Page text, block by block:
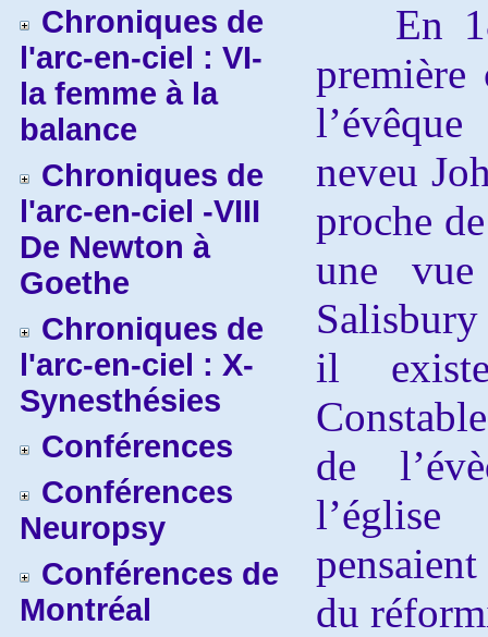
Chroniques de
l'arc-en-ciel : VI-
la femme à la
balance
Chroniques de
l'arc-en-ciel -VIII
De Newton à
Goethe
Chroniques de
l'arc-en-ciel : X-
Synesthésies
Conférences
Conférences
Neuropsy
Conférences de
Montréal
En
première
neveu
proche
une
il
de
du